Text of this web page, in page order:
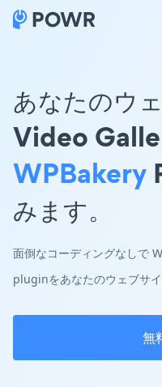
あなたのウ
Video
WPBakery
みます。
面倒なコーディングなしで
pluginをあなたのウェブサイ
無